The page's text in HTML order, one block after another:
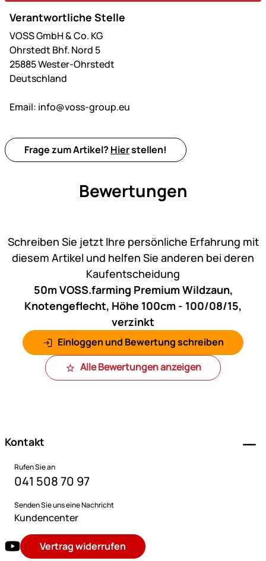
Verantwortliche Stelle
VOSS GmbH & Co. KG
Ohrstedt Bhf. Nord 5
25885 Wester-Ohrstedt
Deutschland
Email: info@voss-group.eu
Frage zum Artikel? Hierstellen!
Bewertungen
Schreiben Sie jetzt Ihre persönliche Erfahrung mit
diesem Artikel und helfen Sie anderen bei deren
Kaufentscheidung
50m VOSS.farming Premium Wildzaun,
Knotengeflecht, Höhe 100cm - 100/08/15,
verzinkt
Einloggen und Bewertung schreiben
Alle Bewertungen anzeigen
Kontakt
Rufen Sie an
041 508 70 97
Senden Sie uns eine Nachricht
Kundencenter
Vertrag widerrufen